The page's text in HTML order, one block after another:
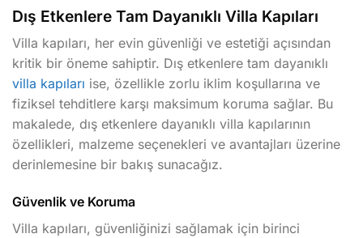
Dış Etkenlere Tam Dayanıklı Villa Kapıları
Villa kapıları, her evin güvenliği ve estetiği açısından
kritik bir öneme sahiptir. Dış etkenlere tam dayanıklı
villa kapıları ise, özellikle zorlu iklim koşullarına ve
fiziksel tehditlere karşı maksimum koruma sağlar. Bu
makalede, dış etkenlere dayanıklı villa kapılarının
özellikleri, malzeme seçenekleri ve avantajları üzerine
derinlemesine bir bakış sunacağız.
Güvenlik ve Koruma
Villa kapıları, güvenliğinizi sağlamak için birinci